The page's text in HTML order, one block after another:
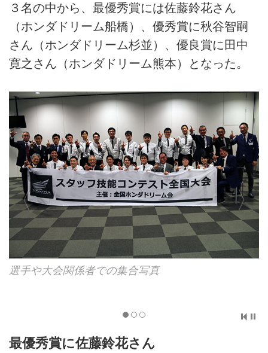
３名の中から、最優秀賞には佐藤鈴花さん
（ホンダドリーム船橋）、優秀賞に秋谷智嗣
さん（ホンダドリーム杉並）、優良賞に田中
寛之さん（ホンダドリーム熊本）となった。
選手や大会関係者での集合写真
最優秀賞に佐藤鈴花さん